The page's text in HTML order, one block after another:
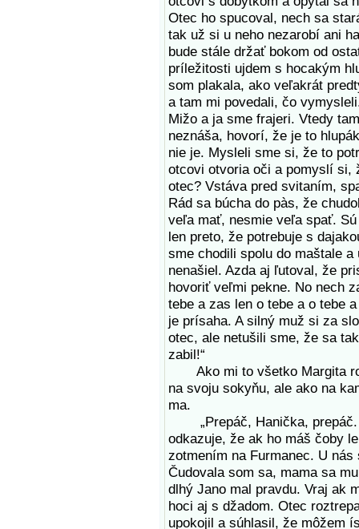
Otec ho spucoval, nech sa
tak už si u neho nezarobí ani
bude stále držať bokom od
príležitosti ujdem s hocakým
som plakala, ako veľakrát
a tam mi povedali, čo
Mižo a ja sme frajeri. Vtedy
neznáša, hovorí, že je to
nie je. Mysleli sme si, že to
otcovi otvoria oči a pomyslí si,
otec? Vstáva pred svitaním,
Rád sa búcha do pàs, že
veľa mať, nesmie veľa spať.
len preto, že potrebuje s
sme chodili spolu do maštale
nenašiel. Azda aj ľutoval, že
hovoriť veľmi pekne. No nech
tebe a zas len o tebe a o tebe
je prísaha. A silný muž si za
otec, ale netušili sme, že sa
zabil!“
Ako mi to všetko Margita
na svoju sokyňu, ale ako na
ma.
„Prepáč, Hanička, prepáč.
odkazuje, že ak ho máš čoby
zotmením na Furmanec. U
Čudovala som sa, mama sa
dlhý Jano mal pravdu. Vraj ak
hoci aj s džadom. Otec
upokojil a súhlasil, že môžem